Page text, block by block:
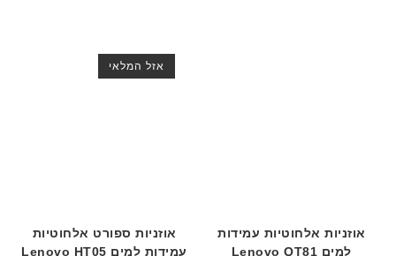
אוזניות אלחוטיות עמידות
למים Lenovo QT81
אזל המלאי
אוזניות ספורט אלחוטיות
עמידות למים Lenovo HT05